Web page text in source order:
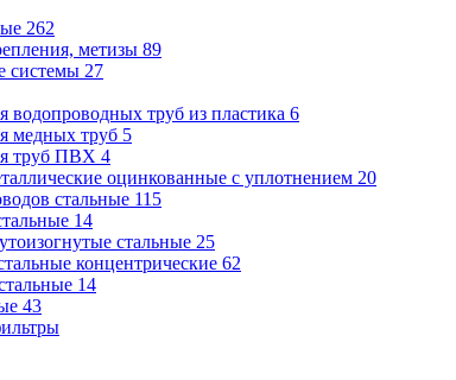
262
метизы 89
системы 27
водопроводных труб из пластика 6
медных труб 5
труб ПВХ 4
оцинкованные с уплотнением 20
стальные 115
14
стальные 25
концентрические 62
14
43